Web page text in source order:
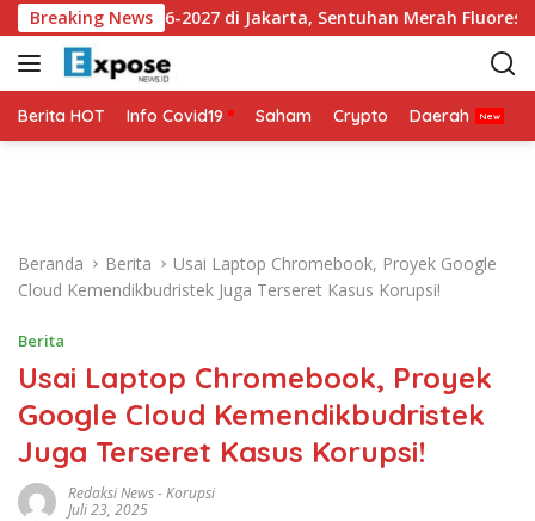
a
g
u
Breaking News
Ketiga 2026-2027 di Jakarta, Sentuhan Merah Fluoresen Jadi
Berita HOT Info Covid19 Saham Crypto Daerah
Beranda Berita
Usai Laptop Chromebook, Proyek Google
Cloud Kemendikbudristek Juga Terseret Kasus Korupsi!
Berita
Usai Laptop Chromebook, Proyek
Google Cloud Kemendikbudristek
Juga Terseret Kasus Korupsi!
Redaksi News-Korupsi
Juli 23, 2025